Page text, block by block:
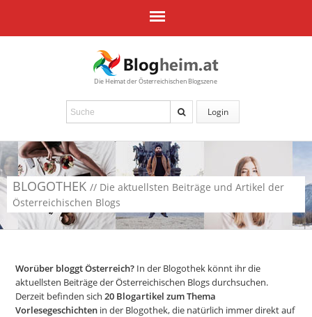
Die Heimat der Österreichischen Blogszene
Login
BLOGOTHEK // Die aktuellsten Beiträge und Artikel der
Österreichischen Blogs
Worüber bloggt Österreich? In der Blogothek könnt ihr die
aktuellsten Beiträge der Österreichischen Blogs durchsuchen.
Derzeit befinden sich20 Blogartikel zum Thema
Vorlesegeschichten in der Blogothek, die natürlich immer direkt auf